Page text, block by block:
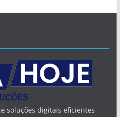
soluções digitais eficientes